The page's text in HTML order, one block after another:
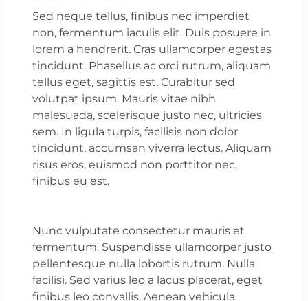
Sed neque tellus, finibus nec imperdiet
non, fermentum iaculis elit. Duis posuere in
lorem a hendrerit. Cras ullamcorper egestas
tincidunt. Phasellus ac orci rutrum, aliquam
tellus eget, sagittis est. Curabitur sed
volutpat ipsum. Mauris vitae nibh
malesuada, scelerisque justo nec, ultricies
sem. In ligula turpis, facilisis non dolor
tincidunt, accumsan viverra lectus. Aliquam
risus eros, euismod non porttitor nec,
finibus eu est.
Nunc vulputate consectetur mauris et
fermentum. Suspendisse ullamcorper justo
pellentesque nulla lobortis rutrum. Nulla
facilisi. Sed varius leo a lacus placerat, eget
finibus leo convallis. Aenean vehicula